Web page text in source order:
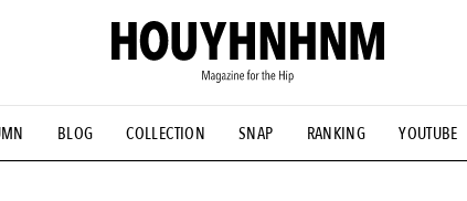
BLOG COLLECTION SNAP RANKING YOUTUBE
#古着サミット #NEW VINTAGE #マイナーグッド図鑑
#FOCUS IT #AH.H #ととけん #FASHION #MUSIC